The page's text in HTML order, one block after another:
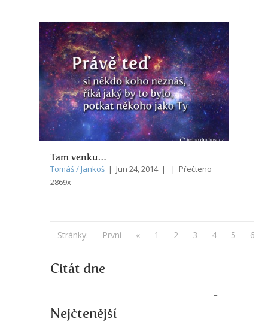
Tam venku…
Tomáš / Jankoš | Jun 24, 2014 | | Přečteno
2869x
Stránky: První « 1 2 3 4 5 6
Citát dne
Nejčtenější